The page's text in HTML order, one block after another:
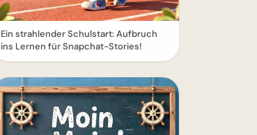
Ein strahlender Schulstart: Aufbruch
ins Lernen für Snapchat-Stories!